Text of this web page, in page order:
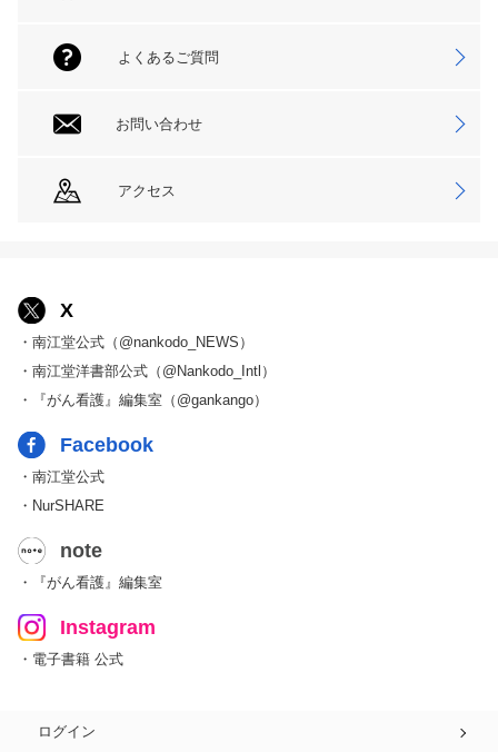
よくあるご質問
お問い合わせ
アクセス
X
・南江堂公式（@nankodo_NEWS）
・南江堂洋書部公式（@Nankodo_Intl）
・『がん看護』編集室（@gankango）
Facebook
・南江堂公式
・NurSHARE
note
・『がん看護』編集室
Instagram
・電子書籍 公式
ログイン